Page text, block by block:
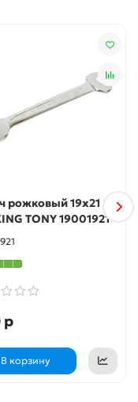
рожковый 19x21
TONY 19001921
р
В корзину